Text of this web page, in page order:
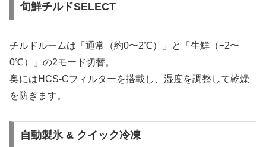
旬鮮チルドSELECT
チルドルームは「通常（約0〜2℃）」と「生鮮（−2〜
0℃）」の2モード切替。
奥にはHCS-Cフィルターを搭載し、湿度を調整して乾燥
を防ぎます。
自動製氷 & クイック冷凍